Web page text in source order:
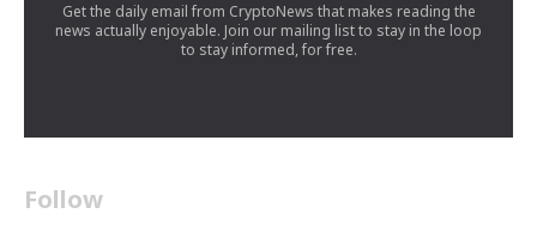
Get the daily email from CryptoNews that makes reading the
news actually enjoyable. Join our mailing list to stay in the loop
to stay informed, for free.
Follow